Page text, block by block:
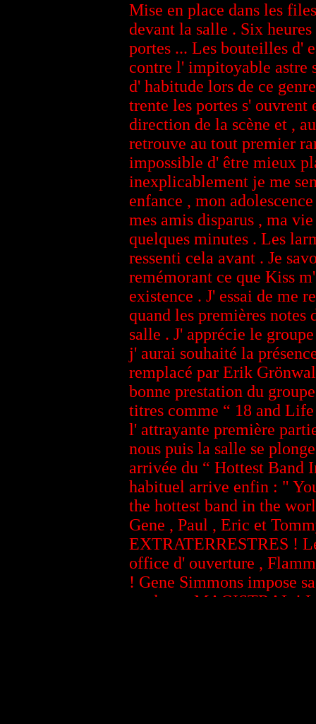
Mise en place dans les
devant la salle . Six
portes ... Les bouteilles d'
contre l' impitoyable astre
d' habitude lors de ce
trente les portes s' ouvrent
direction de la scène et ,
retrouve au tout premier
impossible d' être mieux
inexplicablement je me
enfance , mon
mes amis disparus , ma
quelques minutes . Les
ressenti cela avant . Je
remémorant ce que Kiss
existence . J' essai de me
quand les premières notes
salle . J' apprécie le
j' aurai souhaité la
remplacé par Erik
bonne prestation du
titres comme “ 18 and
l' attrayante première
nous puis la salle se
arrivée du “ Hottest Band
habituel arrive enfin : "
the hottest band in the
Gene , Paul , Eric et
EXTRATERRESTRES !
office d' ouverture ,
! Gene Simmons impose
couleur : MAGISTRAL !